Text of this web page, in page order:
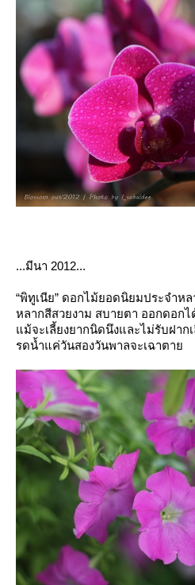
...มีนา 2012...
“พิทูเนี” ดอกไม้ยอดนิยมประจำหล
หลากสีสวยงาม สบายตา ออกดอก
ม้จะเลี้ยงยากนิดนึงและไม่รับฝาก
รดน้ำแค่วันสองวันพาลจะเฉาตา